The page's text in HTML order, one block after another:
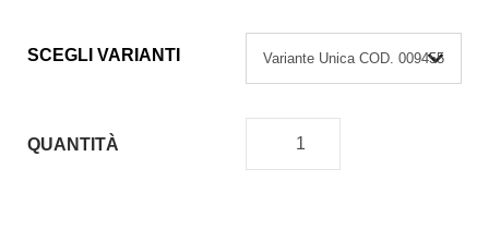
SCEGLI VARIANTI
QUANTITÀ
C